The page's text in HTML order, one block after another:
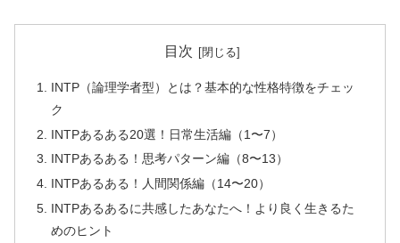
目次
INTP（論理学者型）とは？基本的な性格特徴をチェッ
ク
INTPあるある20選！日常生活編（1〜7）
INTPあるある！思考パターン編（8〜13）
INTPあるある！人間関係編（14〜20）
INTPあるあるに共感したあなたへ！より良く生きるた
めのヒント